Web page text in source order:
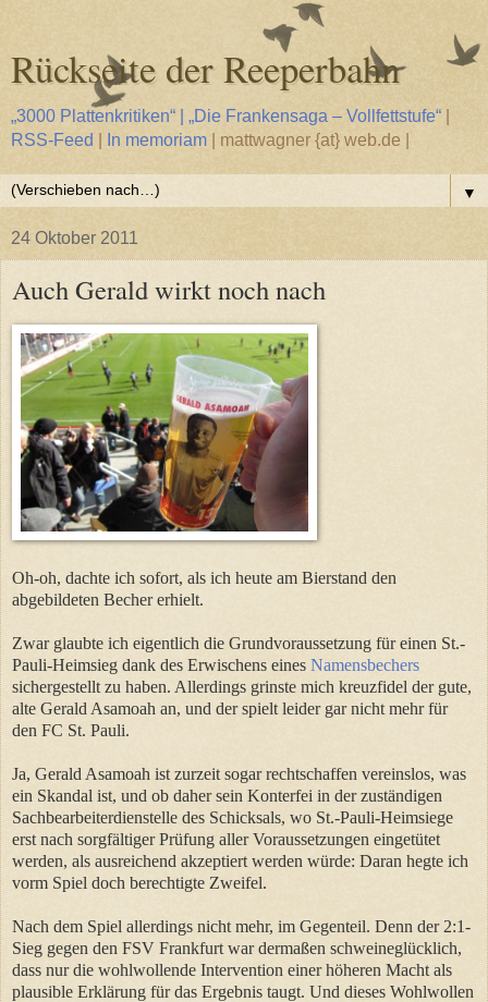
Rückseite der Reeperbahn
„3000 Plattenkritiken“ | „Die Frankensaga – Vollfettstufe“
RSS-Feed
In memoriam | mattwagner {at} web.de |
▼
24 Oktober 2011
Auch Gerald wirkt noch nach
Oh-oh, dachte ich sofort, als ich heute am Bierstand den
abgebildeten Becher erhielt.
Zwar glaubte ich eigentlich die Grundvoraussetzung für einen St.-
Pauli-Heimsieg dank des Erwischens eines Namensbechers
sichergestellt zu haben. Allerdings grinste mich kreuzfidel der gute,
alte Gerald Asamoah an, und der spielt leider gar nicht mehr für
den FC St. Pauli.
Ja, Gerald Asamoah ist zurzeit sogar rechtschaffen vereinslos, was
ein Skandal ist, und ob daher sein Konterfei in der zuständigen
Sachbearbeiterdienstelle des Schicksals, wo St.-Pauli-Heimsiege
erst nach sorgfältiger Prüfung aller Voraussetzungen eingetütet
werden, als ausreichend akzeptiert werden würde: Daran hegte ich
vorm Spiel doch berechtigte Zweifel.
Nach dem Spiel allerdings nicht mehr, im Gegenteil. Denn der 2:1-
Sieg gegen den FSV Frankfurt war dermaßen schweineglücklich,
dass nur die wohlwollende Intervention einer höheren Macht als
plausible Erklärung für das Ergebnis taugt. Und dieses Wohlwollen